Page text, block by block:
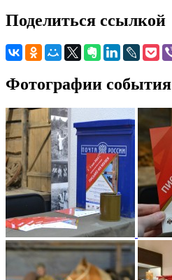
Поделиться ссылкой
Фотографии события